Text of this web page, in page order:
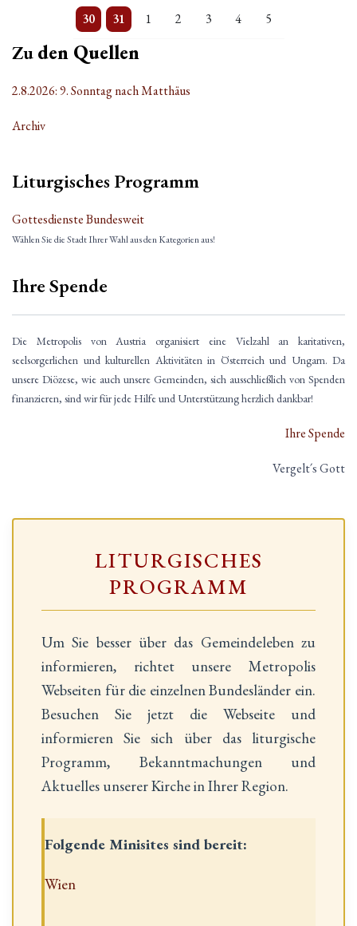
30
3 Veranstaltungen
31
Einzelne Veranstaltung
1
Einzelne Veranstaltung
2
Einzelne Veranstaltung
3
Einzelne Veranstaltung
4
Einzelne Veranstaltung
5
Einzelne Veranstaltung
Zuden Quellen
2.8.2026: 9. Sonntag nach Matthäus
Archiv
Liturgisches Programm
Gottesdienste Bundesweit
Wählen Sie die Stadt Ihrer Wahl aus den Kategorien aus!
Ihre Spende
Die Metropolis von Austria organisiert eine Vielzahl an karitativen,
seelsorgerlichen und kulturellen Aktivitäten in Österreich und Ungarn. Da
unsere Diözese, wie auch unsere Gemeinden, sich ausschließlich von Spenden
finanzieren, sind wir für jede Hilfe und Unterstützung herzlich dankbar!
Ihre Spende
Vergelt´s Gott
LITURGISCHES
PROGRAMM
Um Sie besser über das Gemeindeleben zu
informieren, richtet unsere Metropolis
Webseiten für die einzelnen Bundesländer ein.
Besuchen Sie jetzt die Webseite und
informieren Sie sich über das liturgische
Programm, Bekanntmachungen und
Aktuelles unserer Kirche in Ihrer Region.
Folgende Minisites sind bereit:
Wien